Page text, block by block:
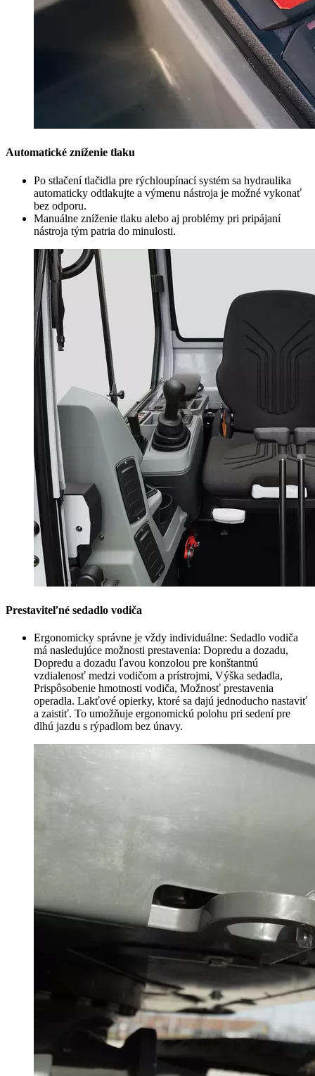
Automatické zníženie tlaku
Po stlačení tlačidla pre rýchloupínací systém sa hydraulika
automaticky odtlakujte a výmenu nástroja je možné vykonať
bez odporu.
Manuálne zníženie tlaku alebo aj problémy pri pripájaní
nástroja tým patria do minulosti.
Prestaviteľné sedadlo vodiča
Ergonomicky správne je vždy individuálne: Sedadlo vodiča
má nasledujúce možnosti prestavenia: Dopredu a dozadu,
Dopredu a dozadu ľavou konzolou pre konštantnú
vzdialenosť medzi vodičom a prístrojmi, Výška sedadla,
Prispôsobenie hmotnosti vodiča, Možnosť prestavenia
operadla. Lakťové opierky, ktoré sa dajú jednoducho nastaviť
a zaistiť. To umožňuje ergonomickú polohu pri sedení pre
dlhú jazdu s rýpadlom bez únavy.